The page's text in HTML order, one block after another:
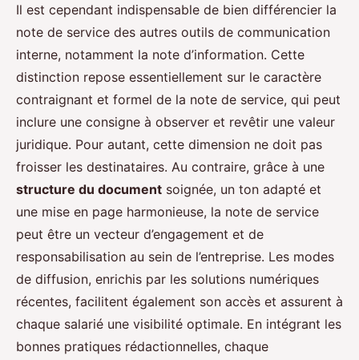
Il est cependant indispensable de bien différencier la
note de service des autres outils de communication
interne, notamment la note d’information. Cette
distinction repose essentiellement sur le caractère
contraignant et formel de la note de service, qui peut
inclure une consigne à observer et revêtir une valeur
juridique. Pour autant, cette dimension ne doit pas
froisser les destinataires. Au contraire, grâce à une
structure du document soignée, un ton adapté et
une mise en page harmonieuse, la note de service
peut être un vecteur d’engagement et de
responsabilisation au sein de l’entreprise. Les modes
de diffusion, enrichis par les solutions numériques
récentes, facilitent également son accès et assurent à
chaque salarié une visibilité optimale. En intégrant les
bonnes pratiques rédactionnelles, chaque